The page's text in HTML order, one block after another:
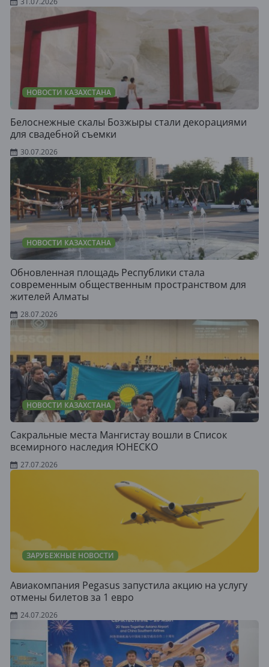
НОВОСТИ КАЗАХСТАНА
Белоснежные скалы Бозжыры стали декорациями
для свадебной съемки
30.07.2026
НОВОСТИ КАЗАХСТАНА
Обновленная площадь Республики стала
современным общественным пространством для
жителей Алматы
28.07.2026
НОВОСТИ КАЗАХСТАНА
Сакральные места Мангистау вошли в Список
всемирного наследия ЮНЕСКО
27.07.2026
ЗАРУБЕЖНЫЕ НОВОСТИ
Авиакомпания Pegasus запустила акцию на услугу
отмены билетов за 1 евро
24.07.2026